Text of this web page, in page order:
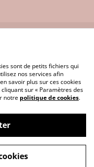
générales
by
sont de petits fichiers qui
nos services afin
savoir plus sur ces cookies
sur « Paramètres des
notre politique de cookies.